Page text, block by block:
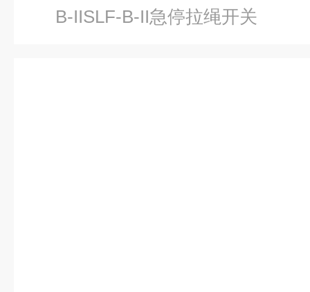
B-IISLF-B-II急停拉绳开关